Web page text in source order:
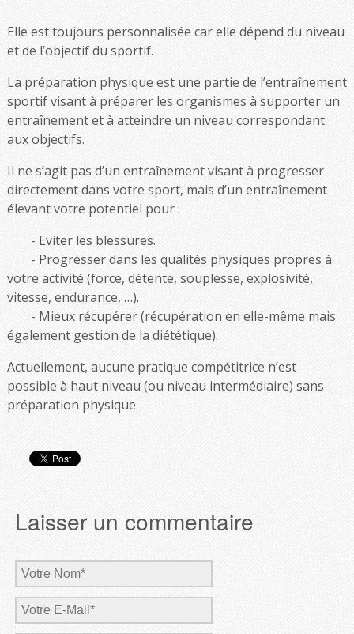
Elle est toujours personnalisée car elle dépend du niveau
et de l’objectif du sportif.
La préparation physique est une partie de l’entraînement
sportif visant à préparer les organismes à supporter un
entraînement et à atteindre un niveau correspondant
aux objectifs.
Il ne s’agit pas d’un entraînement visant à progresser
directement dans votre sport, mais d’un entraînement
élevant votre potentiel pour :
Eviter les blessures.
Progresser dans les qualités physiques propres à
votre activité (force, détente, souplesse, explosivité,
vitesse, endurance, …).
Mieux récupérer (récupération en elle-même mais
également gestion de la diététique).
Actuellement, aucune pratique compétitrice n’est
possible à haut niveau (ou niveau intermédiaire) sans
préparation physique
Laisser un commentaire